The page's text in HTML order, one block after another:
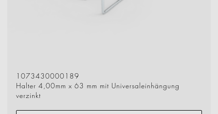
1073430000189
Halter 4,00mm x 63 mm mit Universaleinhängung
verzinkt